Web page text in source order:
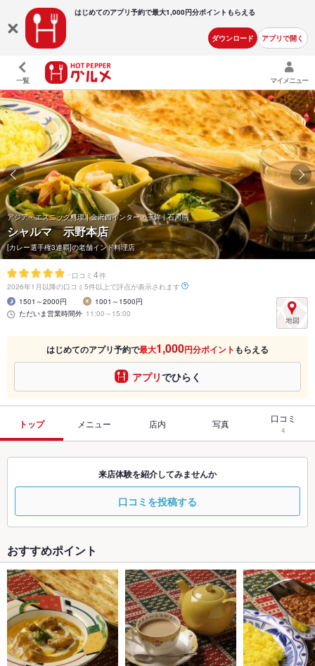
はじめてのアプリ予約で最大1,000円分ポイントもらえる
ダウンロード アプリで開く
一覧 マイメニュー
アジア・エスニック料理 | 金沢西インター・玉鉾 | 石川県
シャルマ 示野本店
[カレー選手権3連覇]の老舗インド料理店
- 口コミ 4件
2026年1月以降の口コミ5件以上で評点が表示されます
1501～2000円
1001～1500円
ただいま営業時間外 11:00～15:00
はじめてのアプリ予約で最大1,000円分ポイント もらえる
アプリでひらく
トップ メニュー 店内 写真 口コミ
4
来店体験を紹介してみませんか
口コミを投稿する
おすすめポイント